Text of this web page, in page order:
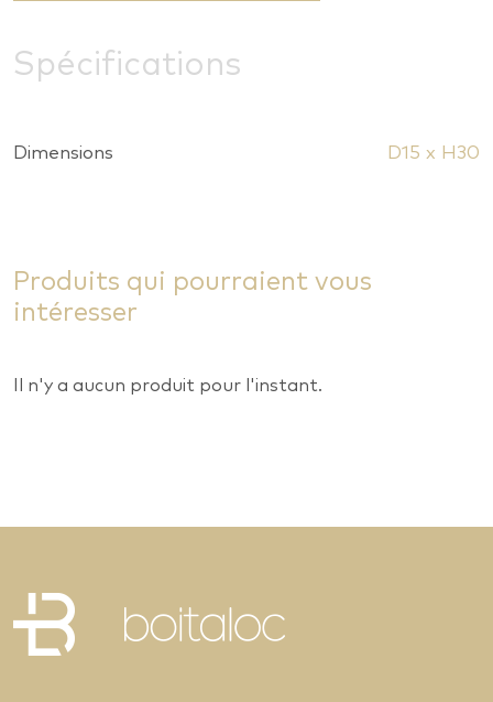
Spécifications
Dimensions D15 x H30
Produits qui pourraient vous
intéresser
Il n'y a aucun produit pour l'instant.